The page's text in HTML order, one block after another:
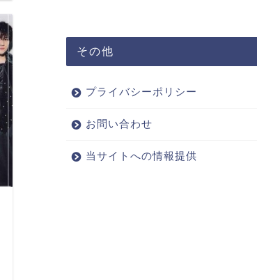
その他
プライバシーポリシー
お問い合わせ
当サイトへの情報提供